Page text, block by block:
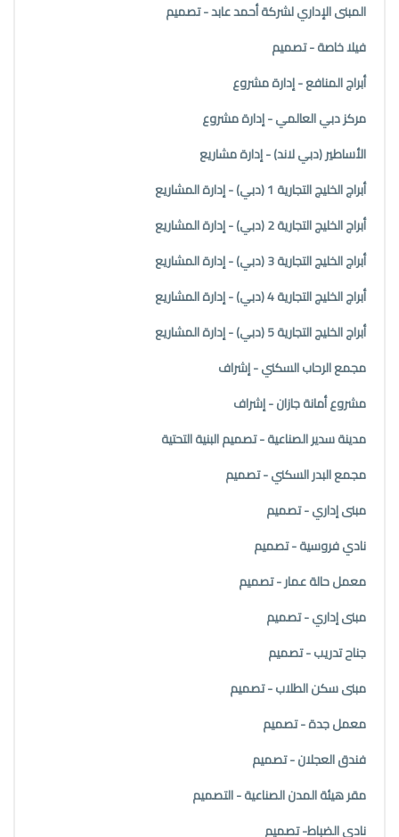
المبنى الإداري لشركة أحمد عابد - تصميم
فيلا خاصة - تصميم
أبراج المنافع - إدارة مشروع
مركز دبي العالمي - إدارة مشروع
الأساطير (دبي لاند) - إدارة مشاريع
أبراج الخليج التجارية 1 (دبي) - إدارة المشاريع
أبراج الخليج التجارية 2 (دبي) - إدارة المشاريع
أبراج الخليج التجارية 3 (دبي) - إدارة المشاريع
أبراج الخليج التجارية 4 (دبي) - إدارة المشاريع
أبراج الخليج التجارية 5 (دبي) - إدارة المشاريع
مجمع الرحاب السكني - إشراف
مشروع أمانة جازان - إشراف
مدينة سدير الصناعية - تصميم البنية التحتية
مجمع البدر السكني - تصميم
مبنى إداري - تصميم
نادي فروسية - تصميم
معمل حالة عمار - تصميم
مبنى إداري - تصميم
جناح تدريب - تصميم
مبنى سكن الطلاب - تصميم
معمل جدة - تصميم
فندق العجلان - تصميم
مقر هيئة المدن الصناعية - التصميم
نادي الضباط- تصميم